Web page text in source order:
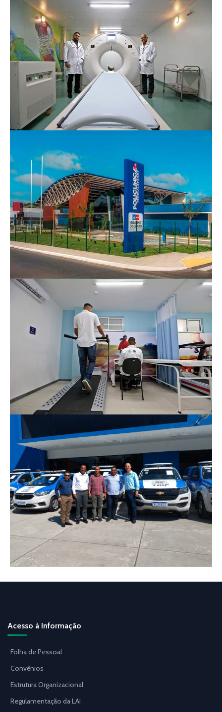
Acesso à Informação
Folha de Pessoal
Convênios
Estrutura Organizacional
Regulamentação da LAI